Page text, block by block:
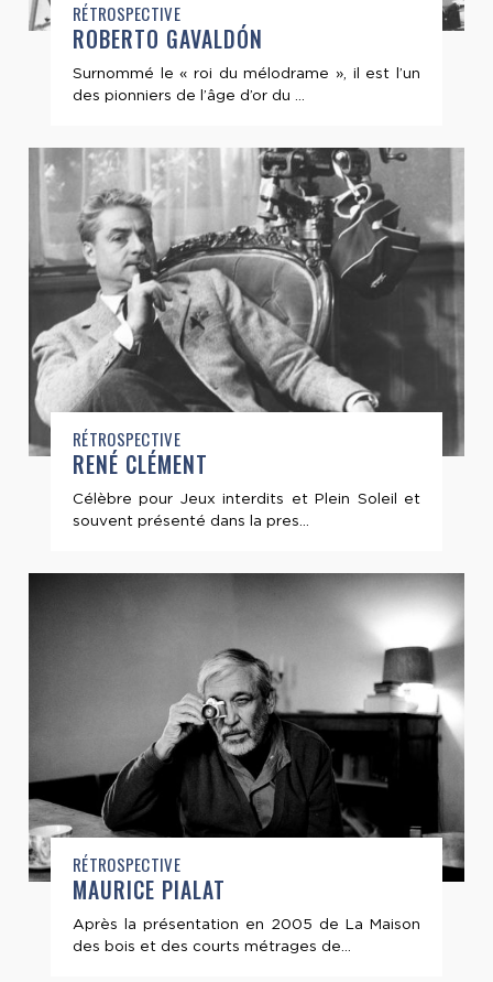
RÉTROSPECTIVE
ROBERTO GAVALDÓN
Surnommé le « roi du mélodrame », il est l’un
des pionniers de l’âge d’or du ...
RÉTROSPECTIVE
RENÉ CLÉMENT
Célèbre pour Jeux interdits et Plein Soleil et
souvent présenté dans la pres...
RÉTROSPECTIVE
MAURICE PIALAT
Après la présentation en 2005 de La Maison
des bois et des courts métrages de...